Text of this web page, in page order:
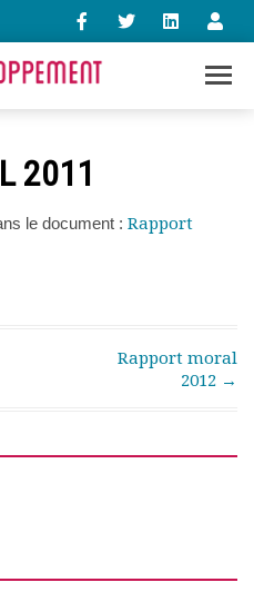
2011
le document : Rapport
Rapport moral
2012 →